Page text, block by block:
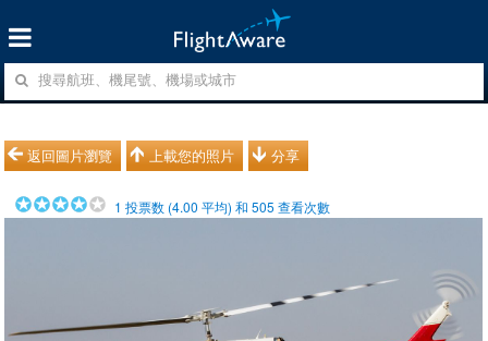
返回圖片瀏覽 上載您的照片 分享
1 投票数 (4.00 平均) 和505 查看次數